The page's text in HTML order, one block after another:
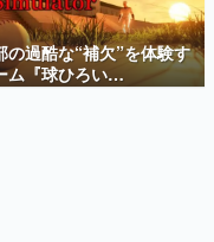
ビュー数万以上！ などな
ファミ渾身の“殿堂入り”記
の過酷な“補欠”を体験す
ム『球ひろい
』が「1件」のウィッ